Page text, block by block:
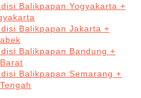
Balikpapan Yogyakarta +
Balikpapan Jakarta +
Balikpapan Bandung +
Balikpapan Semarang +